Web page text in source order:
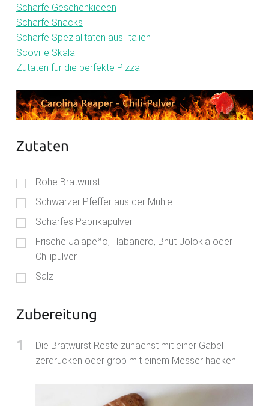
Scharfe Geschenkideen
Scharfe Snacks
Scharfe Spezialitäten aus Italien
Scoville Skala
Zutaten für die perfekte Pizza
Zutaten
Rohe Bratwurst
Schwarzer Pfeffer aus der Mühle
Scharfes Paprikapulver
Frische Jalapeño, Habanero, Bhut Jolokia oder
Chilipulver
Salz
Zubereitung
1
Die Bratwurst Reste zunächst mit einer Gabel
zerdrücken oder grob mit einem Messer hacken.